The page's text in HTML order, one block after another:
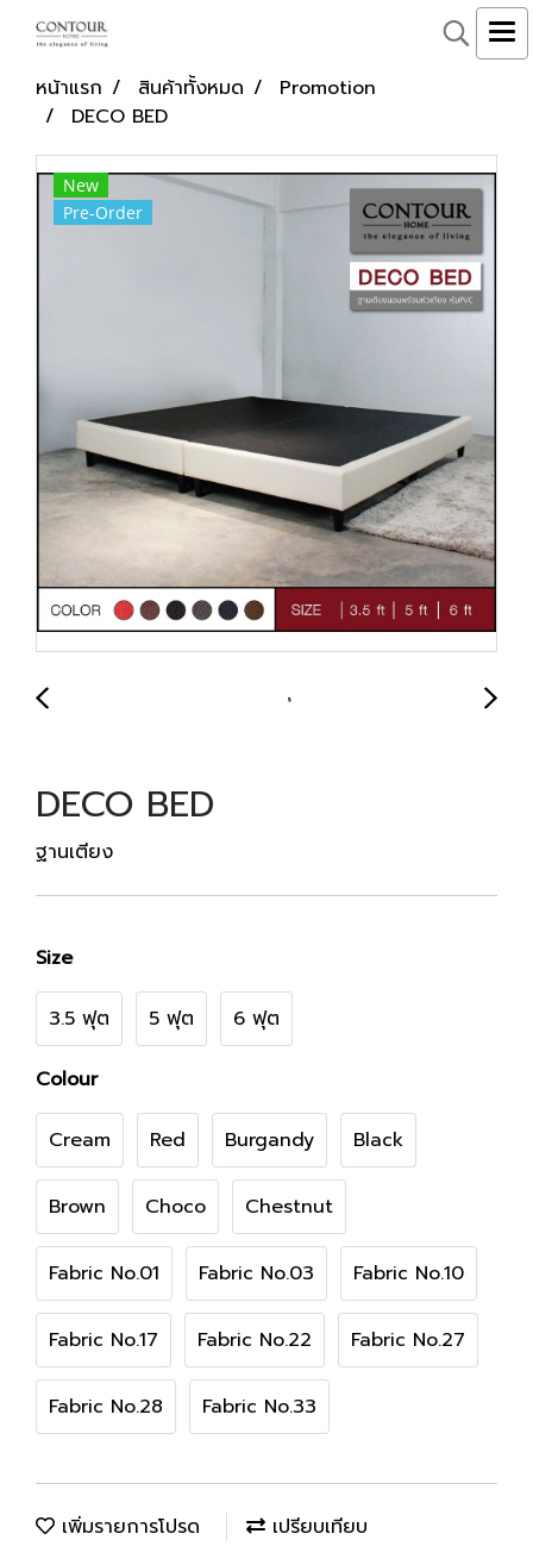
หน้าแรก สินค้าทั้งหมด
Promotion
DECO BED
New
Pre-Order
DECO BED
ฐานเตียง
Size
3.5 ฟุต 5 ฟุต 6 ฟุต
Colour
Cream Red Burgandy Black
Brown Choco Chestnut
Fabric No.01 Fabric No.03 Fabric No.10
Fabric No.17 Fabric No.22 Fabric No.27
Fabric No.28 Fabric No.33
เพิ่มรายการโปรด
เปรียบเทียบ